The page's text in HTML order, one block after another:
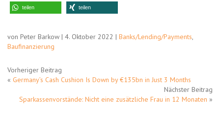
teilen teilen
von Peter Barkow | 4. Oktober 2022 | Banks/Lending/Payments,
Baufinanzierung
Vorheriger Beitrag
« Germany’s Cash Cushion Is Down by €135bn in Just 3 Months
Nächster Beitrag
Sparkassenvorstände: Nicht eine zusätzliche Frau in 12 Monaten »